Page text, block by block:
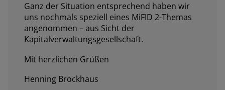
Ganz der Situation entsprechend haben wir
uns nochmals speziell eines MiFID 2-Themas
angenommen – aus Sicht der
Kapitalverwaltungsgesellschaft.
Mit herzlichen Grüßen
Henning Brockhaus